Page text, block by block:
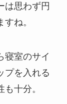
は思わず円
ね。
寝室のサイ
プを入れる
十分。